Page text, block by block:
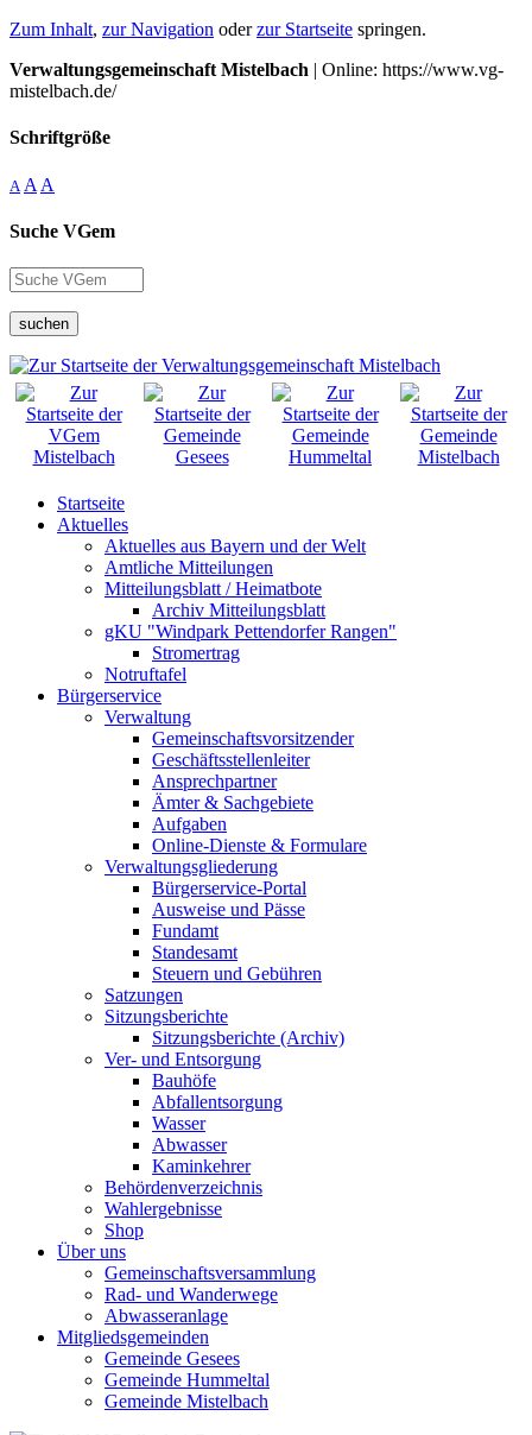
Zum Inhalt, zur Navigation oderzur Startseite springen.
Verwaltungsgemeinschaft Mistelbach | Online: https://www.vg-
mistelbach.de/
Schriftgröße
A A A
Suche VGem
suchen
Startseite
Aktuelles
Aktuelles aus Bayern und der Welt
Amtliche Mitteilungen
Mitteilungsblatt / Heimatbote
Archiv Mitteilungsblatt
gKU "Windpark Pettendorfer Rangen"
Stromertrag
Notruftafel
Bürgerservice
Verwaltung
Gemeinschaftsvorsitzender
Geschäftsstellenleiter
Ansprechpartner
Ämter & Sachgebiete
Aufgaben
Online-Dienste & Formulare
Verwaltungsgliederung
Bürgerservice-Portal
Ausweise und Pässe
Fundamt
Standesamt
Steuern und Gebühren
Satzungen
Sitzungsberichte
Sitzungsberichte (Archiv)
Ver- und Entsorgung
Bauhöfe
Abfallentsorgung
Wasser
Abwasser
Kaminkehrer
Behördenverzeichnis
Wahlergebnisse
Shop
Über uns
Gemeinschaftsversammlung
Rad- und Wanderwege
Abwasseranlage
Mitgliedsgemeinden
Gemeinde Gesees
Gemeinde Hummeltal
Gemeinde Mistelbach